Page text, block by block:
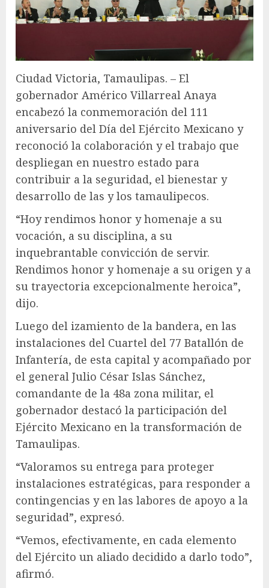
Ciudad Victoria, Tamaulipas. – El
gobernador Américo Villarreal Anaya
encabezó la conmemoración del 111
aniversario del Día del Ejército Mexicano y
reconoció la colaboración y el trabajo que
despliegan en nuestro estado para
contribuir a la seguridad, el bienestar y
desarrollo de las y los tamaulipecos.
“Hoy rendimos honor y homenaje a su
vocación, a su disciplina, a su
inquebrantable convicción de servir.
Rendimos honor y homenaje a su origen y a
su trayectoria excepcionalmente heroica”,
dijo.
Luego del izamiento de la bandera, en las
instalaciones del Cuartel del 77 Batallón de
Infantería, de esta capital y acompañado por
el general Julio César Islas Sánchez,
comandante de la 48a zona militar, el
gobernador destacó la participación del
Ejército Mexicano en la transformación de
Tamaulipas.
“Valoramos su entrega para proteger
instalaciones estratégicas, para responder a
contingencias y en las labores de apoyo a la
seguridad”, expresó.
“Vemos, efectivamente, en cada elemento
del Ejército un aliado decidido a darlo todo”,
afirmó.